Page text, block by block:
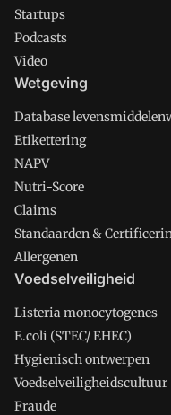
Startups
Podcasts
Video
Wetgeving
Database
Etikettering
NAPV
Nutri-Score
Claims
Standaarden &
Allergenen
Voedselveiligheid
Listeria monocytogenes
E.coli (STEC/ EHEC)
Hygienisch ontwerpen
Voedselveiligheidscultuur
Fraude